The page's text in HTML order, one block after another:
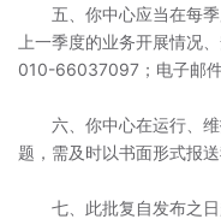
五、你中心应当在每季
上一季度的业务开展情况
010-66037097；电子邮
六、你中心在运行、维
题，需及时以书面形式报送
七、此批复自发布之日